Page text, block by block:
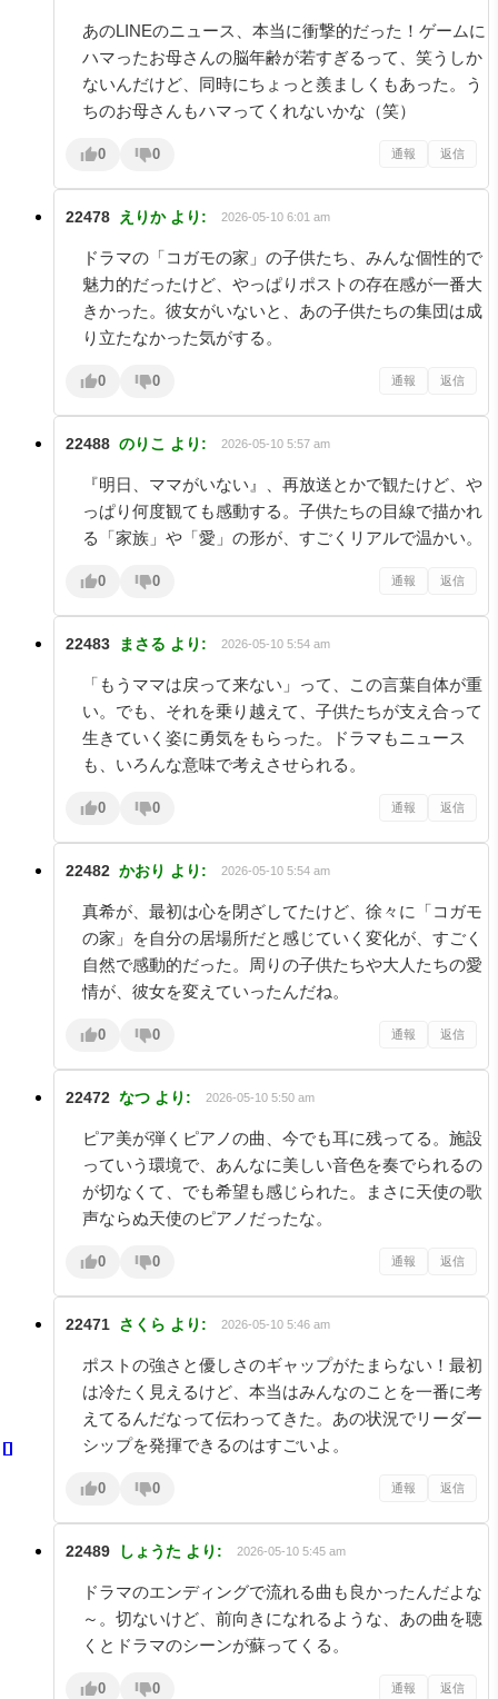
あのLINEのニュース、本当に衝撃的だった！ゲームに
ハマったお母さんの脳年齢が若すぎるって、笑うしか
ないんだけど、同時にちょっと羨ましくもあった。う
ちのお母さんもハマってくれないかな（笑）
0 0 通報 返信
22478 えりか より: 2026-05-10 6:01 am
ドラマの「コガモの家」の子供たち、みんな個性的で
魅力的だったけど、やっぱりポストの存在感が一番大
きかった。彼女がいないと、あの子供たちの集団は成
り立たなかった気がする。
0 0 通報 返信
22488 のりこ より: 2026-05-10 5:57 am
『明日、ママがいない』、再放送とかで観たけど、や
っぱり何度観ても感動する。子供たちの目線で描かれ
る「家族」や「愛」の形が、すごくリアルで温かい。
0 0 通報 返信
22483 まさる より: 2026-05-10 5:54 am
「もうママは戻って来ない」って、この言葉自体が重
い。でも、それを乗り越えて、子供たちが支え合って
生きていく姿に勇気をもらった。ドラマもニュース
も、いろんな意味で考えさせられる。
0 0 通報 返信
22482 かおり より: 2026-05-10 5:54 am
真希が、最初は心を閉ざしてたけど、徐々に「コガモ
の家」を自分の居場所だと感じていく変化が、すごく
自然で感動的だった。周りの子供たちや大人たちの愛
情が、彼女を変えていったんだね。
0 0 通報 返信
22472 なつ より: 2026-05-10 5:50 am
ピア美が弾くピアノの曲、今でも耳に残ってる。施設
っていう環境で、あんなに美しい音色を奏でられるの
が切なくて、でも希望も感じられた。まさに天使の歌
声ならぬ天使のピアノだったな。
0 0 通報 返信
22471 さくら より: 2026-05-10 5:46 am
ポストの強さと優しさのギャップがたまらない！最初
は冷たく見えるけど、本当はみんなのことを一番に考
えてるんだなって伝わってきた。あの状況でリーダー
シップを発揮できるのはすごいよ。
0 0 通報 返信
22489 しょうた より: 2026-05-10 5:45 am
ドラマのエンディングで流れる曲も良かったんだよな
～。切ないけど、前向きになれるような、あの曲を聴
くとドラマのシーンが蘇ってくる。
0 0 通報 返信